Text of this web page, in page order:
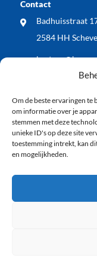
Om de beste ervaringen te
om informatie over je
stemmen met deze
unieke ID's op deze site
toestemming intrekt, kan
en mogelijkheden.
Contact
Badhuisstraat
2584 HH
WOS dient
Keizerstraat: blij
voor veiligheid en
WOS buurt BBQ:
Vlaggenode aan
Copyright